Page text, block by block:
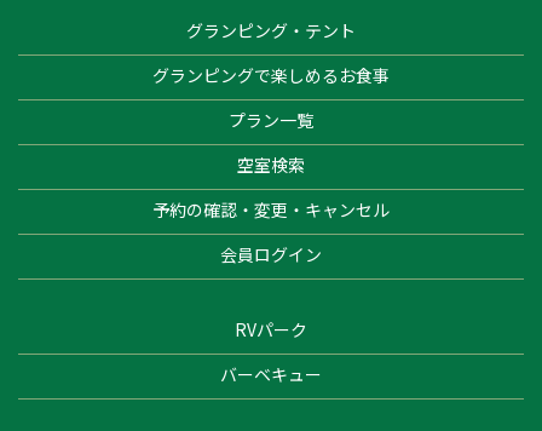
グランピング・テント
グランピングで楽しめるお食事
プラン一覧
空室検索
予約の確認・変更・キャンセル
会員ログイン
RVパーク
バーベキュー